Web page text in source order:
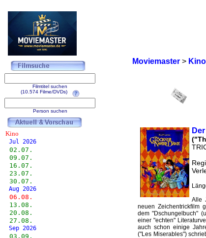
Moviemaster>
Alle
neuen Zeichentrickfilm
dem "Dschungelbuch"
einer "echten"
auch schon einige
("Les Miserables")
Filmtitel suchen
(10.574 Filme/DVDs)
Person suchen
Kino
Jul 2026
02.07.
09.07.
16.07.
23.07.
30.07.
Aug 2026
06.08.
13.08.
20.08.
27.08.
Sep 2026
03.09.